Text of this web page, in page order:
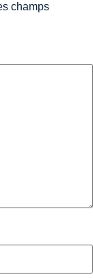
champs